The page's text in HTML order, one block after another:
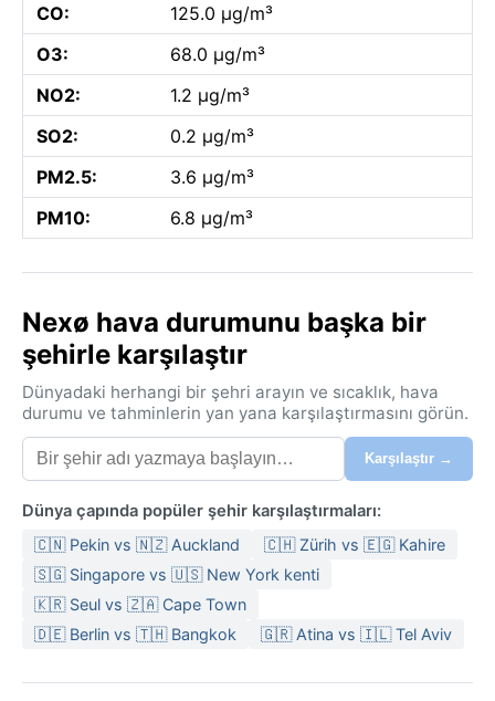
CO:
125.0 µg/m³
O3:
68.0 µg/m³
NO2:
1.2 µg/m³
SO2:
0.2 µg/m³
PM2.5:
3.6 µg/m³
PM10:
6.8 µg/m³
Nexø hava durumunu başka bir
şehirle karşılaştır
Dünyadaki herhangi bir şehri arayın ve sıcaklık, hava
durumu ve tahminlerin yan yana karşılaştırmasını görün.
Karşılaştır →
Dünya çapında popüler şehir karşılaştırmaları:
🇨🇳 Pekin vs 🇳🇿 Auckland
🇨🇭 Zürih vs 🇪🇬 Kahire
🇸🇬 Singapore vs 🇺🇸 New York kenti
🇰🇷 Seul vs 🇿🇦 Cape Town
🇩🇪 Berlin vs 🇹🇭 Bangkok
🇬🇷 Atina vs 🇮🇱 Tel Aviv